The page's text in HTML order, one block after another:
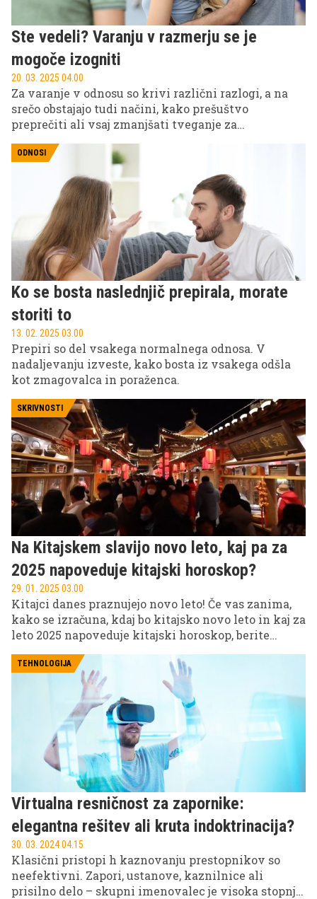
Ste vedeli? Varanju v razmerju se je
mogoče izogniti
20. 03. 2025 04.00
Za varanje v odnosu so krivi različni razlogi, a na
srečo obstajajo tudi načini, kako prešuštvo
preprečiti ali vsaj zmanjšati tveganje za
ODNOSI
Ko se bosta naslednjič prepirala, morate
storiti to
13. 02. 2025 03.00
Prepiri so del vsakega normalnega odnosa. V
nadaljevanju izveste, kako bosta iz vsakega odšla
kot zmagovalca in poraženca.
SKRIVNOSTI
Na Kitajskem slavijo novo leto, kaj pa za
2025 napoveduje kitajski horoskop?
29. 01. 2025 03.00
Kitajci danes praznujejo novo leto! Če vas zanima,
kako se izračuna, kdaj bo kitajsko novo leto in kaj za
leto 2025 napoveduje kitajski horoskop, berite
naprej.
TEHNOLOGIJA
Virtualna resničnost za zapornike:
elegantna rešitev ali kruta indoktrinacija?
30. 03. 2024 04.15
Klasični pristopi h kaznovanju prestopnikov so
neefektivni. Zapori, ustanove, kaznilnice ali
prisilno delo – skupni imenovalec je visoka stopnja